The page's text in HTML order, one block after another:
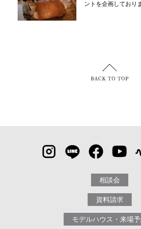
ントを企画しており
相談会
資料請求
モデルハウス・来場